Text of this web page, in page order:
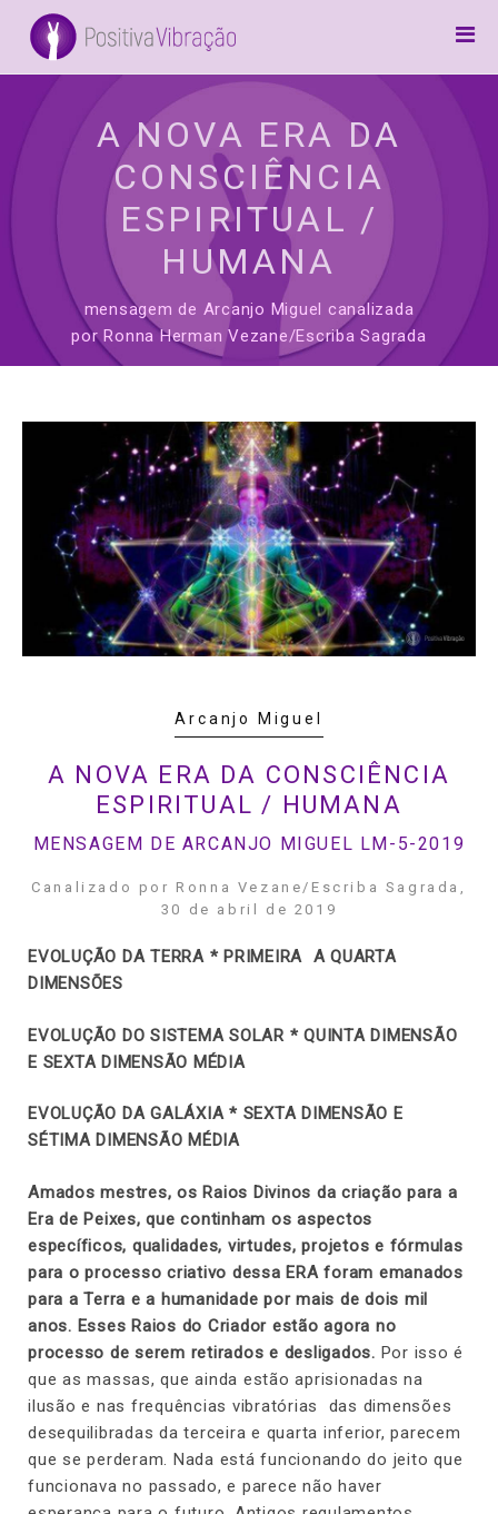
Home
Canalizações
Arcanjos
Frases
Inspiração
5D / Awake
Preces
A NOVA ERA DA
CONSCIÊNCIA
ESPIRITUAL /
HUMANA
mensagem de Arcanjo Miguel canalizada
por Ronna Herman Vezane/Escriba Sagrada
Arcanjo Miguel
A NOVA ERA DA CONSCIÊNCIA
ESPIRITUAL / HUMANA
MENSAGEM DE ARCANJO MIGUEL LM-5-2019
Canalizado por Ronna Vezane/Escriba Sagrada,
30 de abril de 2019
EVOLUÇÃO DA TERRA * PRIMEIRA A QUARTA
DIMENSÕES
EVOLUÇÃO DO SISTEMA SOLAR * QUINTA DIMENSÃO
E SEXTA DIMENSÃO MÉDIA
EVOLUÇÃO DA GALÁXIA * SEXTA DIMENSÃO E
SÉTIMA DIMENSÃO MÉDIA
Amados mestres, os Raios Divinos da criação para a
Era de Peixes, que continham os aspectos
específicos, qualidades, virtudes, projetos e fórmulas
para o processo criativo dessa ERA foram emanados
para a Terra e a humanidade por mais de dois mil
anos. Esses Raios do Criador estão agora no
processo de serem retirados e desligados. Por isso é
que as massas, que ainda estão aprisionadas na
ilusão e nas frequências vibratórias das dimensões
desequilibradas da terceira e quarta inferior, parecem
que se perderam. Nada está funcionando do jeito que
funcionava no passado, e parece não haver